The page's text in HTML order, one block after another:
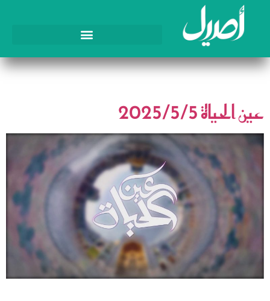
اليوم:5 مايو، 2025
عين الحياة 2025/5/5